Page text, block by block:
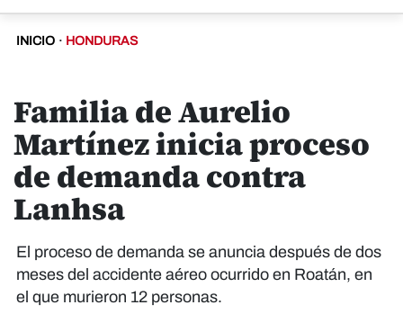
INICIO · HONDURAS
Familia de Aurelio
Martínez inicia proceso
de demanda contra
Lanhsa
El proceso de demanda se anuncia después de dos
meses del accidente aéreo ocurrido en Roatán, en
el que murieron 12 personas.